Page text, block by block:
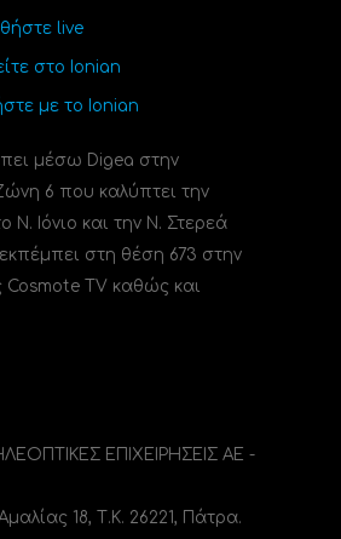
live
στο Ionian
με το Ionian
μέσω Digea στην
6 που καλύπτει την
N. Ιόνιο και την Ν. Στερεά
στη θέση 673 στην
TV καθώς και
ΕΠΙΧΕΙΡΗΣΕΙΣ ΑΕ -
18, Τ.Κ. 26221, Πάτρα.